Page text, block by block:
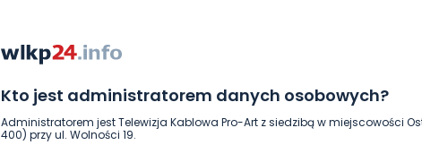
Kto jest administratorem danych osobowych?
Administratorem jest Telewizja Kablowa Pro-Art z siedzibą w miejscowości
400) przy ul. Wolności 19.